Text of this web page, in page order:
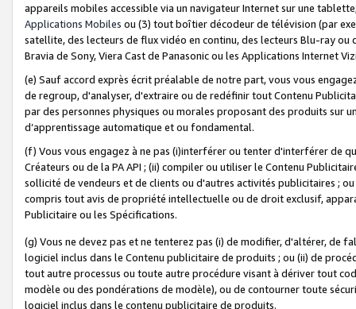
appareils mobiles accessible via un navigateur Internet sur une
Applications Mobiles ou (3) tout boîtier décodeur de télévision (par
satellite, des lecteurs de flux vidéo en continu, des lecteurs Blu-ray
Bravia de Sony, Viera Cast de Panasonic ou les Applications Internet
(e) Sauf accord exprès écrit préalable de notre part, vous vous
de regroup, d'analyser, d'extraire ou de redéfinir tout Contenu
par des personnes physiques ou morales proposant des produits sur
d’apprentissage automatique et ou fondamental.
(f) Vous vous engagez à ne pas (i)interférer ou tenter d'interférer de
Créateurs ou de la PA API ; (ii) compiler ou utiliser le Contenu
sollicité de vendeurs et de clients ou d'autres activités publicitaires ;
compris tout avis de propriété intellectuelle ou de droit exclusif,
Publicitaire ou les Spécifications.
(g) Vous ne devez pas et ne tenterez pas (i) de modifier, d'altérer, de
logiciel inclus dans le Contenu publicitaire de produits ; ou (ii) de
tout autre processus ou toute autre procédure visant à dériver tout
modèle ou des pondérations de modèle), ou de contourner toute
logiciel inclus dans le contenu publicitaire de produits.